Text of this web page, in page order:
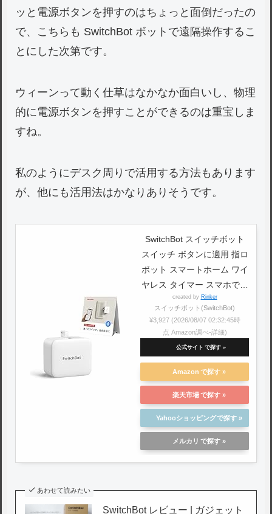
ッと電源ボタンを押すのはちょっと面倒だったの
で、こちらも SwitchBot ボットで遠隔操作するこ
とにした次第です。
ウィーンって動く仕草はなかなか面白いし、物理
的に電源ボタンを押すことができるのは重宝しま
すね。
私のようにデスク周りで活用する方法もあります
が、他にも活用法はかなりありそうです。
SwitchBot スイッチボット
スイッチ ボタンに適用 指ロ
ボット スマートホーム ワイ
ヤレス タイマー スマホで遠
隔操作 Alexa, Google
Home, Siri, IFTTTなどに対
応（ハブ必要）
created by Rinker
スイッチボット(SwitchBot)
¥3,927 (2026/08/07 02:32:45時
点 Amazon調べ-詳細)
公式サイト
Amazon
楽天市場
Yahooショッピング
メルカリ
あわせて読みたい
SwitchBot レビュー | ガジェット